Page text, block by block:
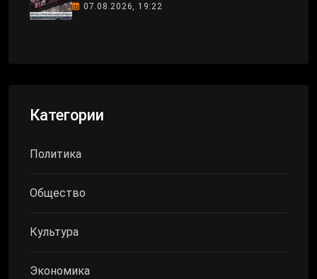
07.08.2026, 19:22
Категории
Политика
Общество
Культура
Экономика